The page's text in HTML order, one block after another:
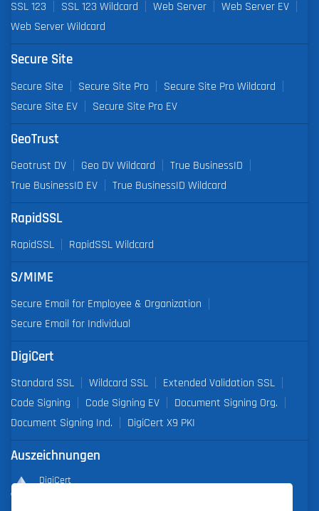
SSL 123 SSL 123 Wildcard Web Server
Web Server EV
Web Server Wildcard
Secure Site
Secure Site Secure Site Pro
Secure Site Pro Wildcard
Secure Site EV
Secure Site Pro EV
GeoTrust
Geotrust DV Geo DV Wildcard
True BusinessID
True BusinessID EV
True BusinessID Wildcard
RapidSSL
RapidSSL RapidSSL Wildcard
S/MIME
Secure Email for Employee & Organization
Secure Email for Individual
DigiCert
Standard SSL Wildcard SSL
Extended Validation SSL
Code Signing
Code Signing EV
Document Signing Org.
Document Signing Ind.
DigiCert X9 PKI
Auszeichnungen
DigiCert